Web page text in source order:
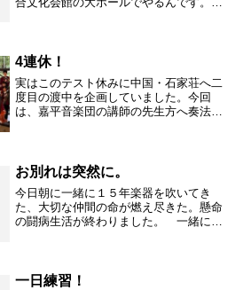
ロフォンなんかもあります...
4連休！
実はこのテスト休みに中国・石家荘へ二
度目の渡中を企画していました。今回
は、嘉平音楽団の講師の先生方へ奏法、
ルスの影響ですべてキャン...
お別れは突然に。
今日朝に一緒に１５年楽器を吹いてき
た、大切な仲間の命が燃え尽きた。懸命
の闘病生活が終わりました。 一緒に音
旅行、それ以外にも旅行へ行...
一日練習！